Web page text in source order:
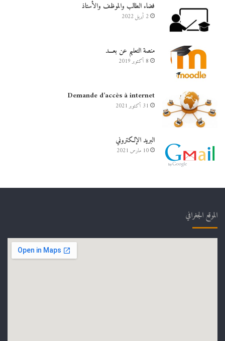
فضاء الطالب والموظف والأستاذ
2 أبريل 2022
منصة التعليم عن بعـــد
8 أكتوبر 2019
Demande d’accès à internet
31 أكتوبر 2021
البريد الإلكتروني
10 مارس 2021
الموقع الجغرافي